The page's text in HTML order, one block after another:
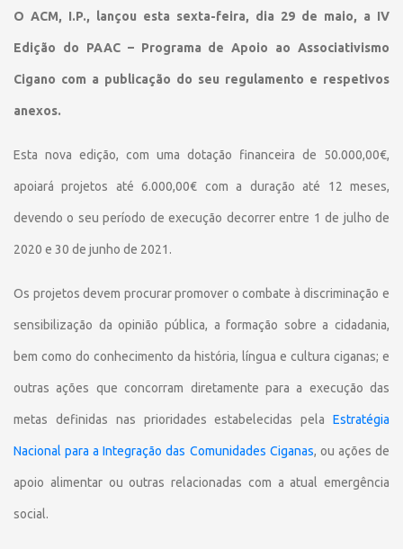
O ACM, I.P., lançou esta sexta-feira, dia 29 de maio, a IV
Edição do PAAC – Programa de Apoio ao Associativismo
Cigano com a publicação do seu regulamento e respetivos
anexos.
Esta nova edição, com uma dotação financeira de 50.000,00€,
apoiará projetos até 6.000,00€ com a duração até 12 meses,
devendo o seu período de execução decorrer entre 1 de julho de
2020 e 30 de junho de 2021.
Os projetos devem procurar promover o combate à discriminação e
sensibilização da opinião pública, a formação sobre a cidadania,
bem como do conhecimento da história, língua e cultura ciganas; e
outras ações que concorram diretamente para a execução das
metas definidas nas prioridades estabelecidas pela Estratégia
Nacional para a Integração das Comunidades Ciganas, ou ações de
apoio alimentar ou outras relacionadas com a atual emergência
social.